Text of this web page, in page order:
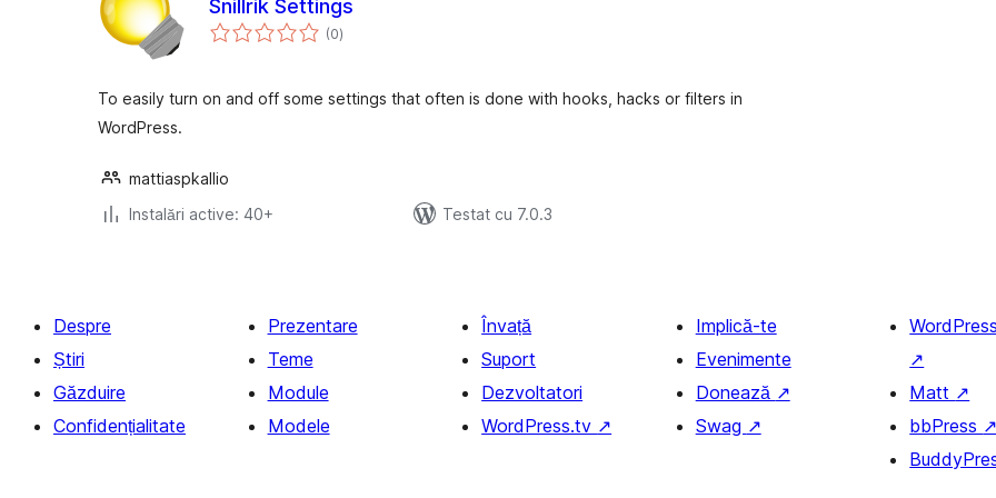
Snillrik Settings
(0total
aprecieri
)
To easily turn on and off some settings that often is done with hooks, hacks or filters in
WordPress.
mattiaspkallio
Instalări active: 40+
Testat cu 7.0.3
Despre
Știri
Găzduire
Confidențialitate
Prezentare
Teme
Module
Modele
Învață
Suport
Dezvoltatori
WordPress.tv ↗
Implică-te
Evenimente
Donează ↗
Swag ↗
↗
Matt ↗
bbPress ↗